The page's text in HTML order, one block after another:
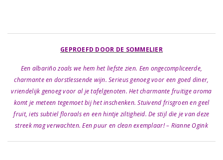
GEPROEFD DOOR DE SOMMELIER
Een albariño zoals we hem het liefste zien. Een ongecompliceerde,
charmante en dorstlessende wijn. Serieus genoeg voor een goed diner,
vriendelijk genoeg voor al je tafelgenoten. Het charmante fruitige aroma
komt je meteen tegemoet bij het inschenken. Stuivend frisgroen en geel
fruit, iets subtiel floraals en een hintje ziltigheid. De stijl die je van deze
streek mag verwachten. Een puur en clean exemplaar! – Rianne Ogink